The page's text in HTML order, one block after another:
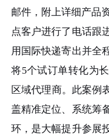
邮件，附上详细产品
点客户进行了电话跟
用国际快递寄出并全
将5个试订单转化为
区域代理商。此案例
盖精准定位、系统筹
环，是大幅提升参展